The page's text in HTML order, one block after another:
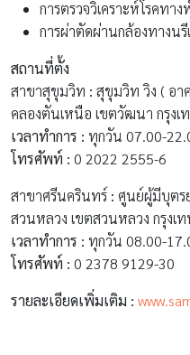
เวลาทำการ :ทุกวัน 08.00-
โทรศัพท์ :0 2378 9129-30
รายละเอียดเพิ่มเติม :
9.ศูนย์การเจริญพันธุ์ โรงพยาบ
ศูนย์การเจริญพันธุ์ โรงพยาบา
ภรรยาสามารถเอาชนะอุปสรร
ต่อการมีบุตรยาก โดยทีมแพทย์
20 ท่านพร้อมจะให้คำแนะนำแ
สมที่สุดกับผู้ประสบปัญหาการมีบุ
สมรสมีส่วนร่วมในการตัดสินใจ